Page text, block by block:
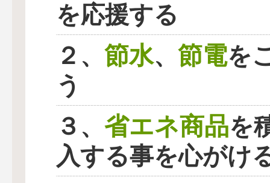
を応援する
２、 節水、 節電を
う
３、 省エネ商品を
入する事を心がけ